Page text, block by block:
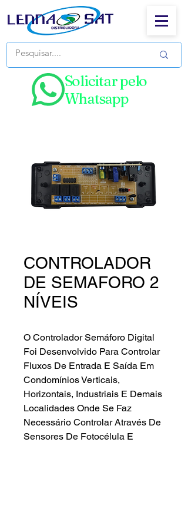
Solicitar pelo
Whatsapp
CONTROLADOR
DE SEMAFORO 2
NÍVEIS
O Controlador Semáforo Digital
Foi Desenvolvido Para Controlar
Fluxos De Entrada E Saída Em
Condomínios Verticais,
Horizontais, Industriais E Demais
Localidades Onde Se Faz
Necessário Controlar Através De
Sensores De Fotocélula E